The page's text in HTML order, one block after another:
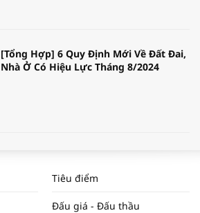
[Tổng Hợp] 6 Quy Định Mới Về Đất Đai,
Nhà Ở Có Hiệu Lực Tháng 8/2024
NAM NĂM 2024 VÀ NĂM 2025 | NHỊP
ĐẬP THỊ TRƯỜNG #62
Tiêu điểm
Đấu giá - Đấu thầu